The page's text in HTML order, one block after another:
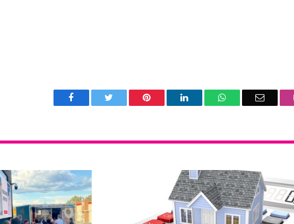
Facebook Pinterest LinkedIn WhatsAppEmail